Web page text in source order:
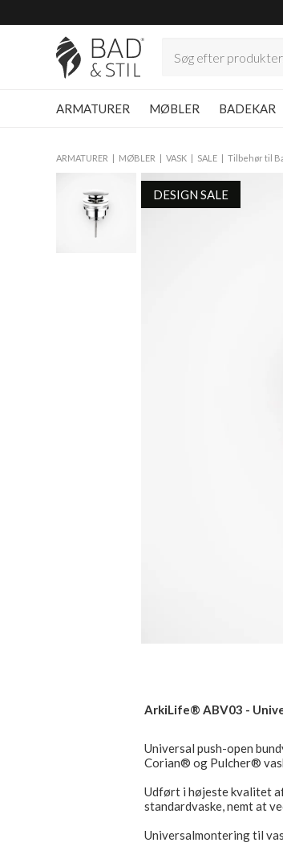
ARMATURER MØBLER BADEKAR
ARMATURER MØBLER VASK SALE Tilbehør til
DESIGN SALE
ArkiLife® ABV03 -
Universal push-open
Corian® og Pulcher®
Udført i højeste kvalitet
standardvaske, nemt at
Universalmontering til